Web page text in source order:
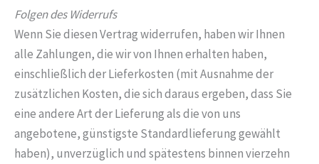
Folgen des Widerrufs
Wenn Sie diesen Vertrag widerrufen, haben wir Ihnen
alle Zahlungen, die wir von Ihnen erhalten haben,
einschließlich der Lieferkosten (mit Ausnahme der
zusätzlichen Kosten, die sich daraus ergeben, dass Sie
eine andere Art der Lieferung als die von uns
angebotene, günstigste Standardlieferung gewählt
haben), unverzüglich und spätestens binnen vierzehn